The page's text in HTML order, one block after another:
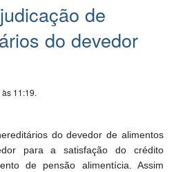
de
do devedor
11:19.
do devedor de alimentos
para a satisfação do crédito
de pensão alimentícia. Assim